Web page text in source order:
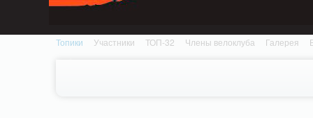
Топики Участники ТОП-32 Члены велоклуба Галерея